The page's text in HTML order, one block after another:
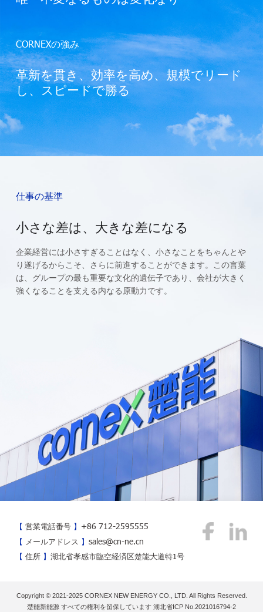
CORNEXの強み
革新を貫き、効率を高め、規模でリード
し、スピードで勝る
仕事の基準
小さな差は、大きな差になる
企業経営には小さすぎることはなく、小さなことをちゃんとや
り遂げるからこそ、さらに前進することができます。この言葉
は、グループの最も重要な文化的遺伝子であり、会社が大きく
強くなることを支える内なる原動力です。
【営業電話番号 】 +86 712-2595555
【 メールアドレス 】sales@cn-ne.cn
【住所 】湖北省孝感市臨空経済区楚能大道特1号
Copyright © 2021-2025 CORNEX NEW ENERGY CO., LTD. All Rights Reserved.
楚能新能源 すべての権利を留保しています 湖北省ICP No.2021016794-2